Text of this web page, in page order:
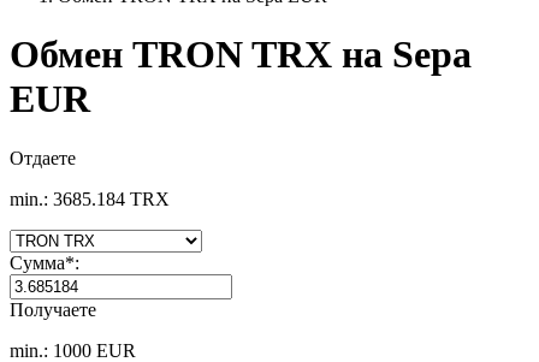
Обмен TRON TRX на Sepa
EUR
Отдаете
min.: 3685.184 TRX
Сумма*:
Получаете
min.: 1000 EUR